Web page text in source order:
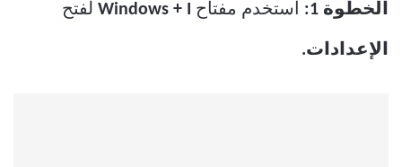
الخطوة 1: استخدم مفتاح Windows + I لفتح
الإعدادات.